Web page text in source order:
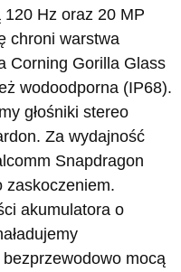
Hz oraz 20 MP
chroni warstwa
Corning Gorilla Glass
wodoodporna (IP68).
głośniki stereo
Za wydajność
Snapdragon
zaskoczeniem.
akumulatora o
mocą